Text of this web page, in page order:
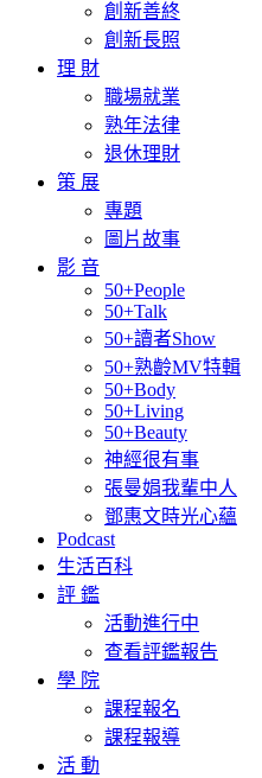
創新善終
創新長照
理 財
職場就業
熟年法律
退休理財
策 展
專題
圖片故事
影 音
50+People
50+Talk
50+讀者Show
50+熟齡MV特輯
50+Body
50+Living
50+Beauty
神經很有事
張曼娟我輩中人
鄧惠文時光心蘊
Podcast
生活百科
評 鑑
活動進行中
查看評鑑報告
學 院
課程報名
課程報導
活 動